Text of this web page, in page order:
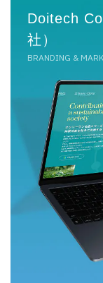
Doitech
社）
BRANDING &